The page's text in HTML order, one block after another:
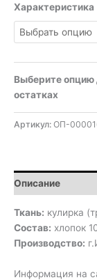
Характеристика
Выберите опцию
остатках
Артикул: ОП-
Описание
Ткань: кулирка
Состав: хлопок
Производство:
Информация на